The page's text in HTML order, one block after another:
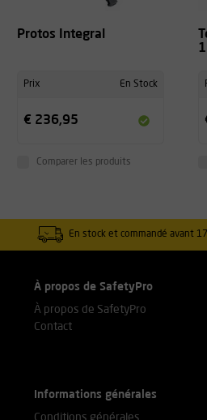
Protos Integral
Prix En Stock
€ 236,95
Comparer les produits
En stock et commandé avant
À propos de SafetyPro
À propos de SafetyPro
Contact
Informations générales
Conditions générales